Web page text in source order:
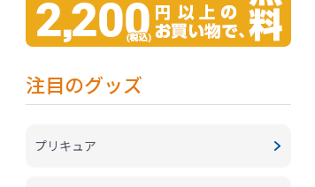
注目のグッズ
プリキュア